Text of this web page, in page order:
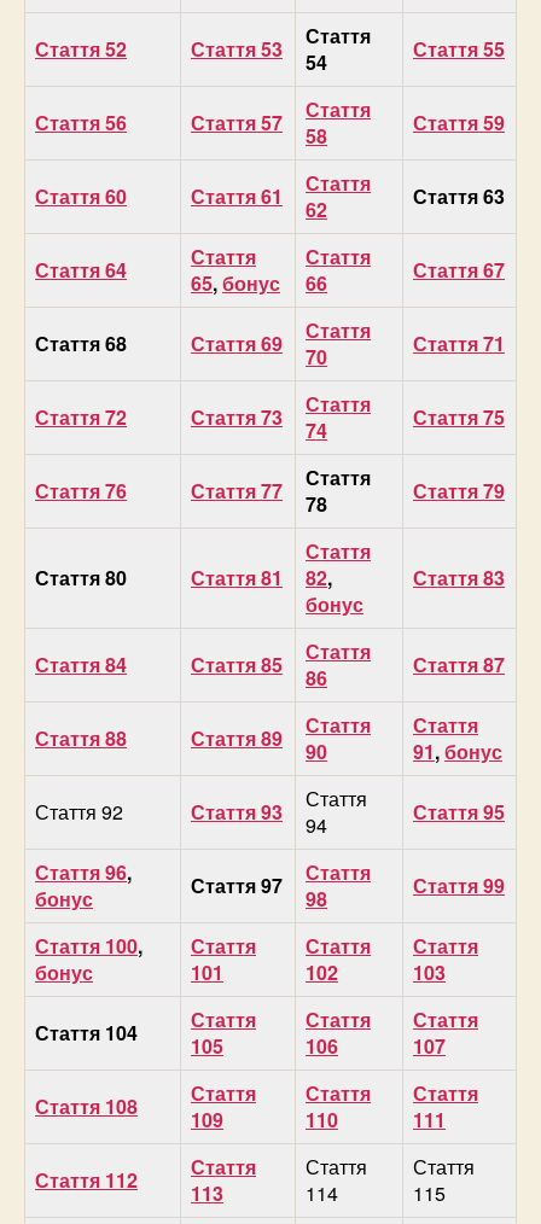
Стаття 52 Стаття 53
Стаття
54
Стаття 55
Стаття 56 Стаття 57
Стаття
58
Стаття 59
Стаття 60 Стаття 61
Стаття
62
Стаття 63
Стаття 64
Стаття
65,бонус
Стаття
66
Стаття 67
Стаття 68 Стаття 69
Стаття
70
Стаття 71
Стаття 72 Стаття 73
Стаття
74
Стаття 75
Стаття 76 Стаття 77
Стаття
78
Стаття 79
Стаття 80 Стаття 81
Стаття
82,
бонус
Стаття 83
Стаття 84 Стаття 85
Стаття
86
Стаття 87
Стаття 88 Стаття 89
Стаття
90
Стаття
91,бонус
Стаття 92 Стаття 93
Стаття
94
Стаття 95
Стаття 96,
бонус
Стаття 97
Стаття
98
Стаття 99
Стаття 100,
бонус
Стаття
101
Стаття
102
Стаття
103
Стаття 104
Стаття
105
Стаття
106
Стаття
107
Стаття 108
Стаття
109
Стаття
110
Стаття
111
Стаття 112
Стаття
113
Стаття
114
Стаття
115